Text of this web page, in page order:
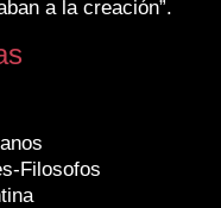
a la creación”.
Filosofos